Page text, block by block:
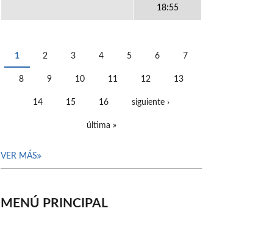
18:55
PÁGINAS
1 2 3 4 5 6 7
8 9 10 11 12 13
14 15 16 siguiente ›
última »
VER MÁS
MENÚ PRINCIPAL